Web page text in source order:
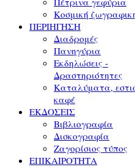
Κοσμική
ΠΕΡΙΗΓΗΣΗ
Διαδρομές
Πανηγύρια
Εκδηλώσεις -
Δραστηριότητες
Καταλύματα,
καφέ
ΕΚΔΟΣΕΙΣ
Βιβλιογραφία
Δισκογραφία
Ζαγορίσιος τύπος
ΕΠΙΚΑΙΡΟΤΗΤΑ